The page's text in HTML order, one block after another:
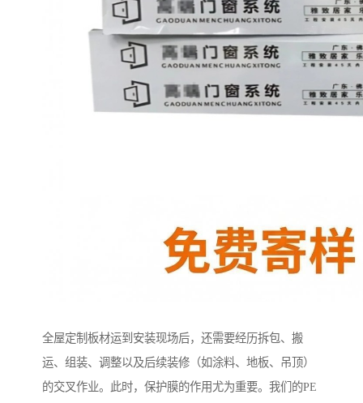
全屋定制板材运到安装现场后，还需要经历拆包、搬
运、组装、调整以及后续装修（如涂料、地板、吊顶）
的交叉作业。此时，保护膜的作用尤为重要。我们的PE